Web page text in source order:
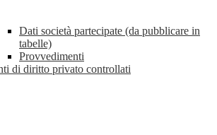
Dati società partecipate (da pubblicare in
tabelle)
Provvedimenti
di diritto privato controllati